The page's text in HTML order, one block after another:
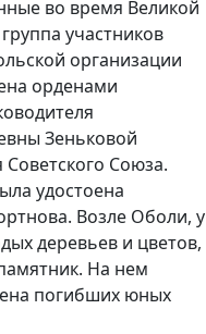
во время Великой
участников
организации
орденами
Зеньковой
Советского Союза.
удостоена
Возле Оболи, у
деревьев и цветов,
На нем
погибших юных